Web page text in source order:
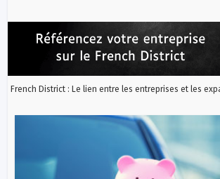
French District : Le lien entre les entreprises et les